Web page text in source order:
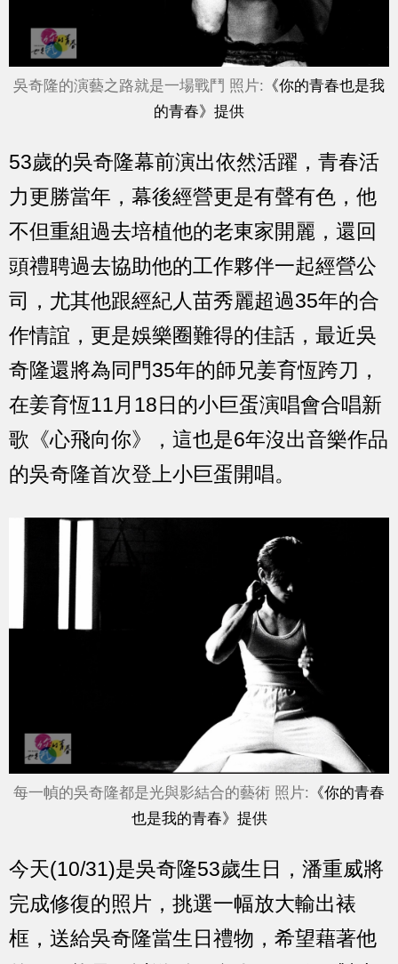
吳奇隆的演藝之路就是一場戰鬥 照片: 《你的青春也是我
的青春》提供
53歲的吳奇隆幕前演出依然活躍，青春活
力更勝當年，幕後經營更是有聲有色，他
不但重組過去培植他的老東家開麗，還回
頭禮聘過去協助他的工作夥伴一起經營公
司，尤其他跟經紀人苗秀麗超過35年的合
作情誼，更是娛樂圈難得的佳話，最近吳
奇隆還將為同門35年的師兄姜育恆跨刀，
在姜育恆11月18日的小巨蛋演唱會合唱新
歌《心飛向你》，這也是6年沒出音樂作品
的吳奇隆首次登上小巨蛋開唱。
每一幀的吳奇隆都是光與影結合的藝術 照片: 《你的青春
也是我的青春》提供
今天(10/31)是吳奇隆53歲生日，潘重威將
完成修復的照片，挑選一幅放大輸出裱
框，送給吳奇隆當生日禮物，希望藉著他